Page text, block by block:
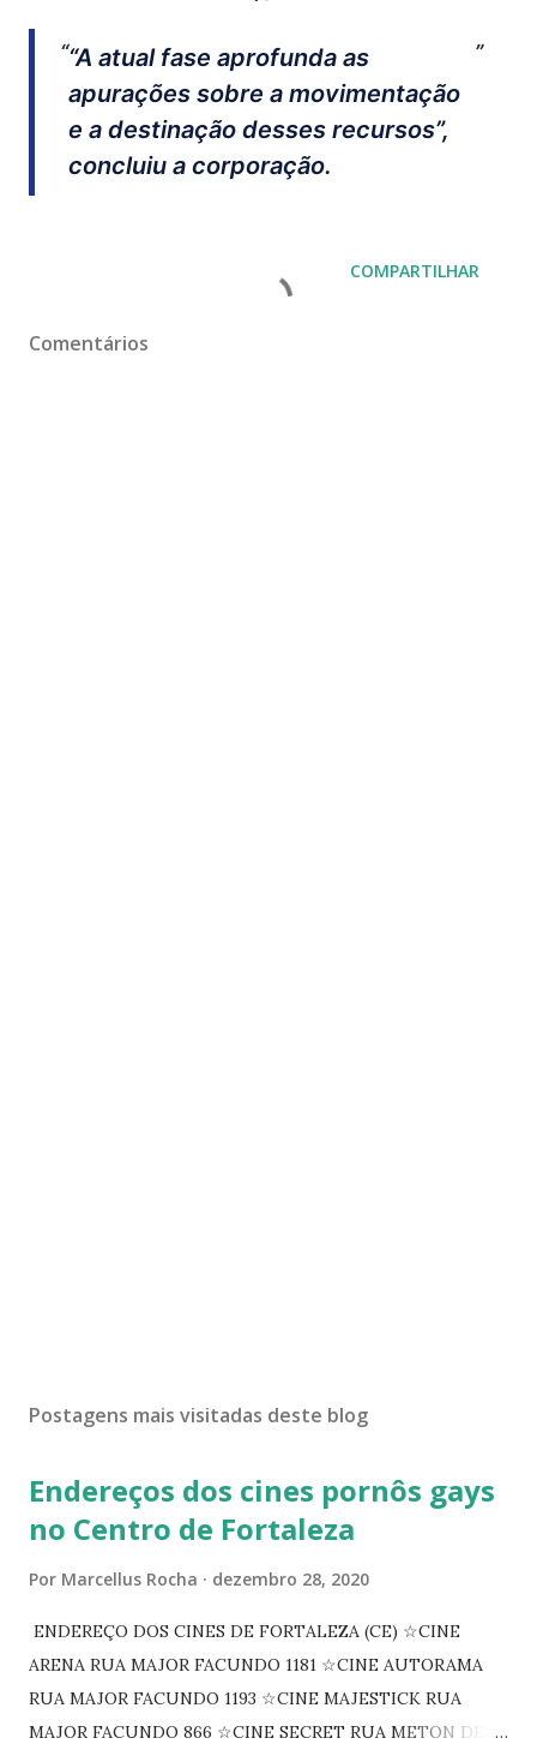
“A atual fase aprofunda as
apurações sobre a movimentação
e a destinação desses recursos”,
concluiu a corporação.
COMPARTILHAR
Comentários
Postagens mais visitadas deste blog
Endereços dos cines pornôs gays
no Centro de Fortaleza
Por Marcellus Rocha dezembro 28, 2020
ENDEREÇO DOS CINES DE FORTALEZA (CE) ☆CINE
ARENA RUA MAJOR FACUNDO 1181 ☆CINE AUTORAMA
RUA MAJOR FACUNDO 1193 ☆CINE MAJESTICK RUA
MAJOR FACUNDO 866 ☆CINE SECRET RUA METON DE